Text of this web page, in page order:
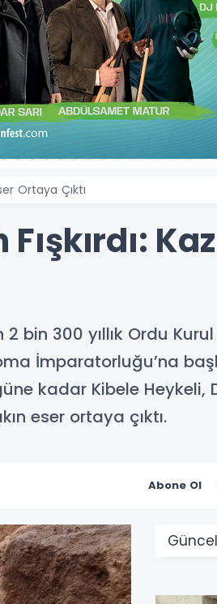
Ortaya Çıktı
bin 300 yıllık Ordu
İmparatorluğu’na
kadar Kibele Heykeli,
eser ortaya çıktı.
Abone Ol
Güncel